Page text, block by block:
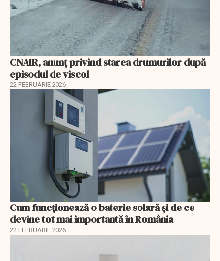
CNAIR, anunț privind starea drumurilor după
episodul de viscol
22 FEBRUARIE 2026
Cum funcționează o baterie solară și de ce
devine tot mai importantă în România
22 FEBRUARIE 2026